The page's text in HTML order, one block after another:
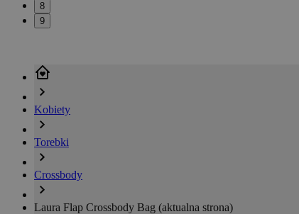
Kobiety
Torebki
Crossbody
Laura Flap Crossbody Bag (aktualna strona)
8
9